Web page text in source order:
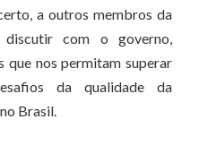
a outros membros da
discutir com o governo,
que nos permitam superar
da qualidade da
Brasil.
diretamente
Aécio
importante